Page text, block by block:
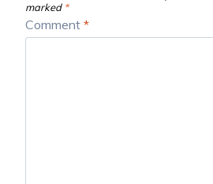
marked *
Comment *